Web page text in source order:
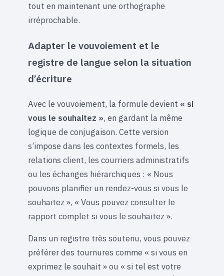
tout en maintenant une orthographe
irréprochable.
Adapter le vouvoiement et le
registre de langue selon la situation
d’écriture
Avec le vouvoiement, la formule devient « si
vous le souhaitez », en gardant la même
logique de conjugaison. Cette version
s’impose dans les contextes formels, les
relations client, les courriers administratifs
ou les échanges hiérarchiques : « Nous
pouvons planifier un rendez-vous si vous le
souhaitez », « Vous pouvez consulter le
rapport complet si vous le souhaitez ».
Dans un registre très soutenu, vous pouvez
préférer des tournures comme « si vous en
exprimez le souhait » ou « si tel est votre